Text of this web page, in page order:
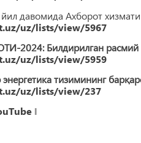
давомида Ахборот
uz/lists/view/5967
Билдирилган расмий
uz/lists/view/5959
тизимининг
uz/lists/view/237
‖